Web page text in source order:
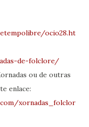
ocio28.ht
de-folclore/
ou de outras
enlace:
xornadas_folclor